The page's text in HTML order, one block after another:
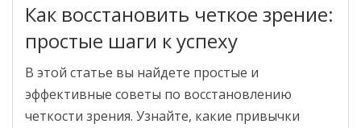
Как восстановить четкое зрение:
простые шаги к успеху
В этой статье вы найдете простые и
эффективные советы по восстановлению
четкости зрения. Узнайте, какие привычки